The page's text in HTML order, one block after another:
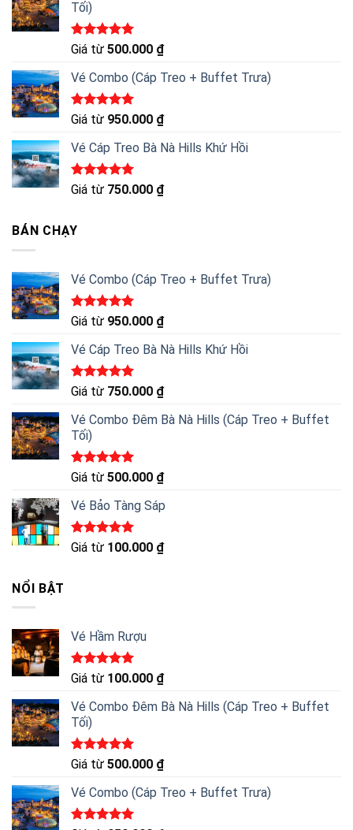
Tối)
Được xếp
5 sao
Giá từ 500.000 ₫
Vé Combo (Cáp Treo + Buffet Trưa)
Được xếp
5 sao
Giá từ 950.000 ₫
Vé Cáp Treo Bà Nà Hills Khứ Hồi
Được xếp
Giá từ 750.000 ₫
BÁN CHẠY
Vé Combo (Cáp Treo + Buffet Trưa)
Được xếp
5 sao
Giá từ 950.000 ₫
Vé Cáp Treo Bà Nà Hills Khứ Hồi
Được xếp
5 sao
Giá từ 750.000 ₫
Vé Combo Đêm Bà Nà Hills (Cáp Treo + Buffet
Tối)
Được xếp
5 sao
Giá từ 500.000 ₫
Vé Bảo Tàng Sáp
Được xếp
Giá từ 100.000 ₫
NỔI BẬT
Vé Hầm Rượu
Được xếp
5 sao
Giá từ 100.000 ₫
Vé Combo Đêm Bà Nà Hills (Cáp Treo + Buffet
Tối)
Được xếp
5 sao
Giá từ 500.000 ₫
Vé Combo (Cáp Treo + Buffet Trưa)